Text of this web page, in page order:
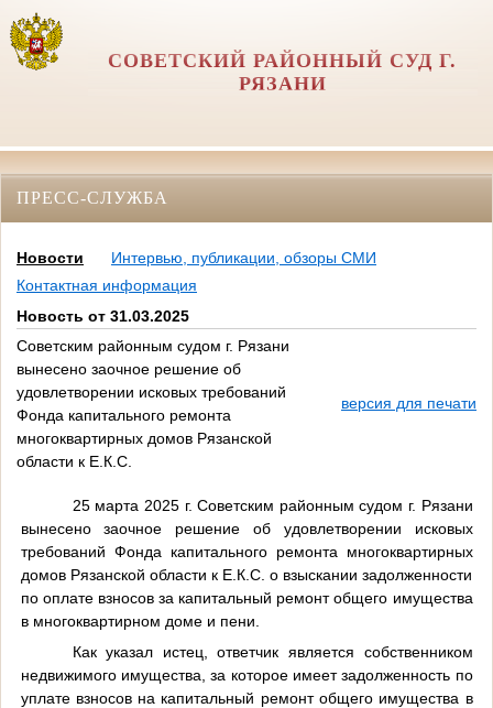
СОВЕТСКИЙ РАЙОННЫЙ СУД Г.
РЯЗАНИ
ПРЕСС-СЛУЖБА
Новости
Интервью, публикации, обзоры СМИ
Контактная информация
Новость от 31.03.2025
Советским районным судом г. Рязани
вынесено заочное решение об
удовлетворении исковых требований
Фонда капитального ремонта
многоквартирных домов Рязанской
области к Е.К.С.
версия для печати
25 марта 2025 г. Советским районным судом г. Рязани
вынесено заочное решение об удовлетворении исковых
требований Фонда капитального ремонта многоквартирных
домов Рязанской области к Е.К.С. о взыскании задолженности
по оплате взносов за капитальный ремонт общего имущества
в многоквартирном доме и пени.
Как указал истец, ответчик является собственником
недвижимого имущества, за которое имеет задолженность по
уплате взносов на капитальный ремонт общего имущества в